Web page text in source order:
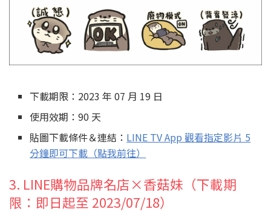
下載期限：2023 年 07 月 19 日
使用效期：90 天
貼圖下載條件＆連結： LINE TV App 觀看指定影片 5
分鐘即可下載（點我前往）
3. LINE購物品牌名店×香菇妹（下載期
限：即日起至 2023/07/18）